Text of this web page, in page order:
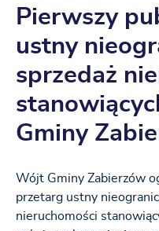
Pierwszy
ustny
sprzedaż
Gminy
Wójt Gminy Zabierzów
przetarg ustny
nieruchomości